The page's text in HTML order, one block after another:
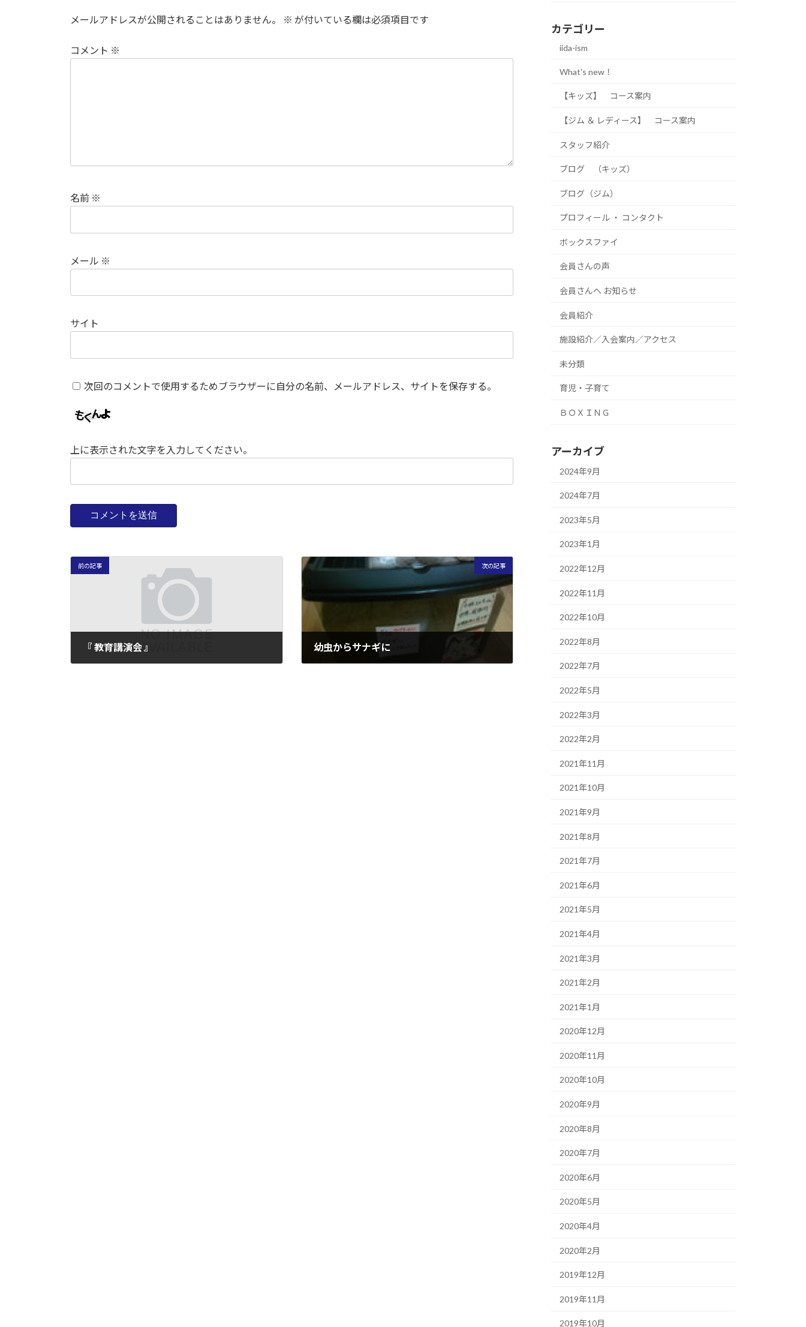
メールアドレスが公開されることはありません。 ※ が付いている欄は必須項目です
コメント ※
名前 ※
メール ※
サイト
次回のコメントで使用するためブラウザーに自分の名前、メールアドレス、サイトを保存する。
上に表示された文字を入力してください。
前の記事
『 教育講演会 』
次の記事
幼虫からサナギに
カテゴリー
iida-ism
What's new！
【キッズ】 コース案内
【ジム ＆ レディース】 コース案内
スタッフ紹介
ブログ （キッズ）
ブログ（ジム）
プロフィール ・ コンタクト
ボックスファイ
会員さんの声
会員さんへ お知らせ
会員紹介
施設紹介／入会案内／アクセス
未分類
育児・子育て
ＢＯＸＩＮＧ
アーカイブ
2024年9月
2024年7月
2023年5月
2023年1月
2022年12月
2022年11月
2022年10月
2022年8月
2022年7月
2022年5月
2022年3月
2022年2月
2021年11月
2021年10月
2021年9月
2021年8月
2021年7月
2021年6月
2021年5月
2021年4月
2021年3月
2021年2月
2021年1月
2020年12月
2020年11月
2020年10月
2020年9月
2020年8月
2020年7月
2020年6月
2020年5月
2020年4月
2020年2月
2019年12月
2019年11月
2019年10月